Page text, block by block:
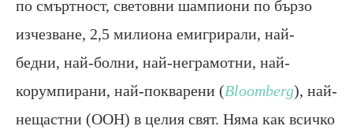
по смъртност, световни шампиони по бързо
изчезване, 2,5 милиона емигрирали, най-
бедни, най-болни, най-неграмотни, най-
корумпирани, най-покварени (Bloomberg), най-
нещастни (ООН) в целия свят. Няма как всичко